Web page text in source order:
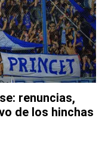
renuncias,
de los hinchas